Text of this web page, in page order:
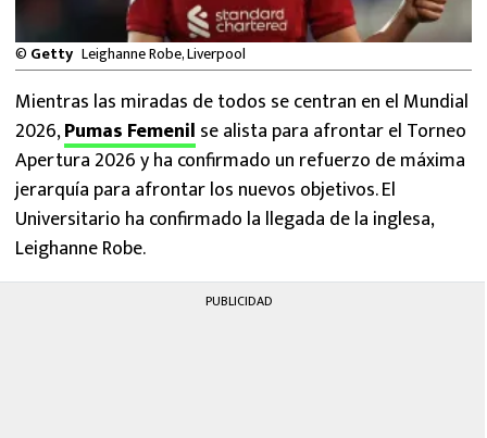
NFL
© Getty Leighanne Robe, Liverpool
Mientras las miradas de todos se centran en el Mundial
2026,Pumas Femenil se alista para afrontar el Torneo
Apertura 2026 y ha confirmado un refuerzo de máxima
jerarquía para afrontar los nuevos objetivos. El
Universitario ha confirmado la llegada de la inglesa,
Leighanne Robe.
PUBLICIDAD